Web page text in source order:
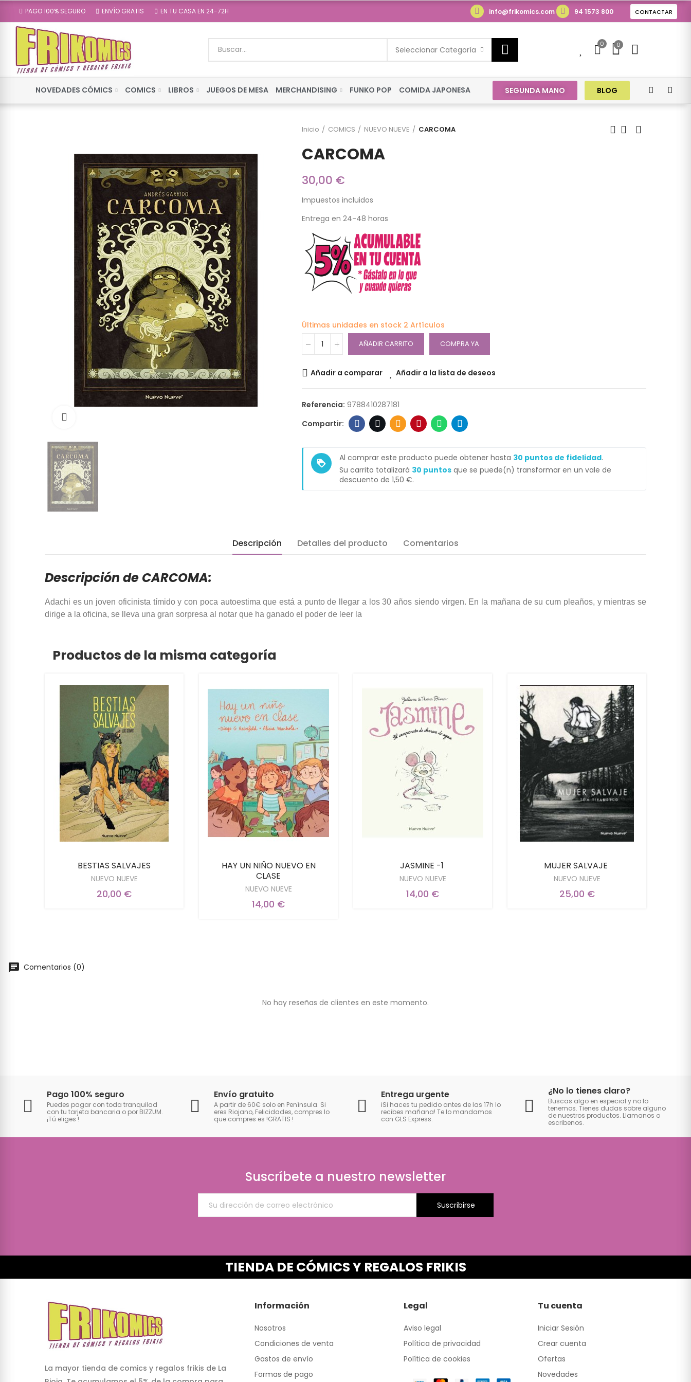
PAGO 100% SEGURO ENVÍO GRATIS EN TU CASA EN 24-72H info@frikomics.com 94 1573 800 CONTACTAR
Seleccionar Categoría
0 0
NOVEDADES CÓMICS COMICS LIBROS JUEGOS DE MESA MERCHANDISING FUNKO POP COMIDA JAPONESA SEGUNDA MANO BLOG
Inicio COMICS NUEVO NUEVE CARCOMA
CARCOMA
30,00 €
Impuestos incluidos
Entrega en 24-48 horas
Últimas unidades en stock 2 Artículos
AÑADIR CARRITO COMPRA YA
Añadir a comparar Añadir a la lista de deseos
Referencia: 9788410287181
loyalty
Al comprar este producto puede obtener hasta 30 puntos de fidelidad.
Su carrito totalizará 30 puntos que se puede(n) transformar en un vale de
descuento de 1,50 €.
Descripción Detalles del producto Comentarios
Descripción de CARCOMA:
Adachi es un joven oficinista tímido y con poca autoestima que está a punto de llegar a los 30 años siendo virgen. En la mañana de su cum pleaños, y mientras se
dirige a la oficina, se lleva una gran sorpresa al notar que ha ganado el poder de leer la
Productos de la misma categoría
BESTIAS SALVAJES
NUEVO NUEVE
20,00 €
HAY UN NIÑO NUEVO EN
CLASE
NUEVO NUEVE
14,00 €
JASMINE -1
NUEVO NUEVE
14,00 €
MUJER SALVAJE
NUEVO NUEVE
25,00 €
Comentarios (0)
No hay reseñas de clientes en este momento.
Pago 100% seguro
Puedes pagar con toda tranquilad
con tu tarjeta bancaria o por BIZZUM.
¡Tú eliges !
Envío gratuito
A partir de 60€ solo en Península. Si
eres Riojano, Felicidades, compres lo
que compres es !GRATIS !
Entrega urgente
iSi haces tu pedido antes de las 17h lo
recibes mañana! Te lo mandamos
con GLS Express.
¿No lo tienes claro?
Buscas algo en especial y no lo
tenemos. Tienes dudas sobre alguno
de nuestros productos. Llamanos o
escribenos.
Suscríbete a nuestro newsletter
Suscribirse
TIENDA DE CÓMICS Y REGALOS FRIKIS
La mayor tienda de comics y regalos frikis de La
Información
Nosotros
Condiciones de venta
Gastos de envío
Formas de pago
Legal
Aviso legal
Política de privacidad
Política de cookies
Tu cuenta
Iniciar Sesión
Crear cuenta
Ofertas
Novedades